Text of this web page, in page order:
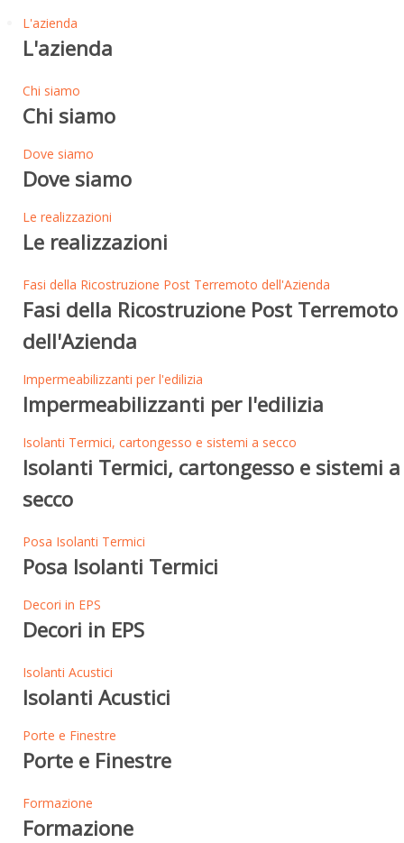
L'azienda
L'azienda
Chi siamo
Chi siamo
Dove siamo
Dove siamo
Le realizzazioni
Le realizzazioni
Fasi della Ricostruzione Post Terremoto dell'Azienda
Fasi della Ricostruzione Post Terremoto
dell'Azienda
Impermeabilizzanti per l'edilizia
Impermeabilizzanti per l'edilizia
Isolanti Termici, cartongesso e sistemi a secco
Isolanti Termici, cartongesso e sistemi a
secco
Posa Isolanti Termici
Posa Isolanti Termici
Decori in EPS
Decori in EPS
Isolanti Acustici
Isolanti Acustici
Porte e Finestre
Porte e Finestre
Formazione
Formazione